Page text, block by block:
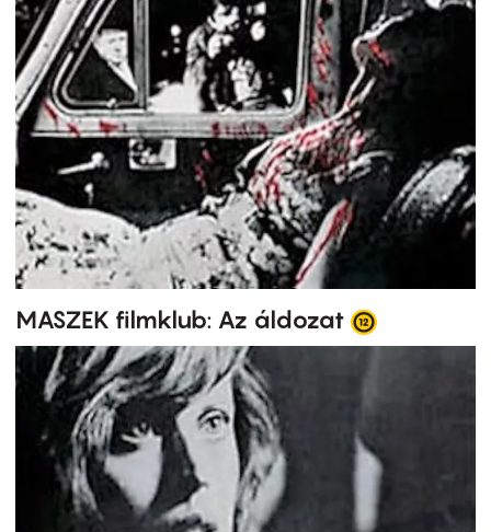
MASZEK filmklub: Az áldozat